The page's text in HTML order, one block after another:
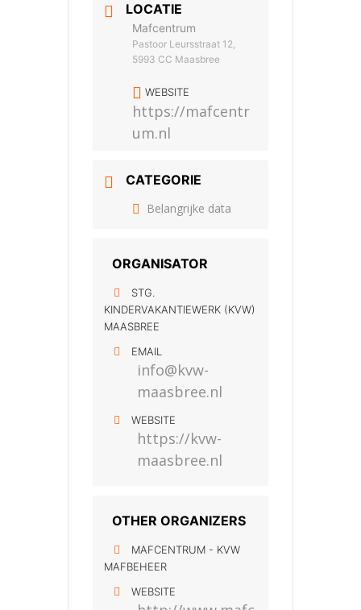
LOCATIE
Mafcentrum
Pastoor Leursstraat 12,
5993 CC Maasbree
WEBSITE
https://mafcentr
um.nl
CATEGORIE
Belangrijke data
ORGANISATOR
STG.
KINDERVAKANTIEWERK (KVW)
MAASBREE
EMAIL
info@kvw-
maasbree.nl
WEBSITE
https://kvw-
maasbree.nl
OTHER ORGANIZERS
MAFCENTRUM - KVW
MAFBEHEER
WEBSITE